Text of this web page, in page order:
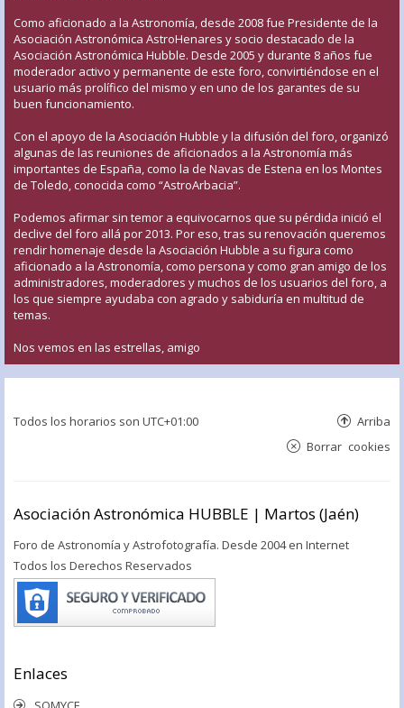
Como aficionado a la Astronomía, desde 2008 fue Presidente de la
Asociación Astronómica AstroHenares y socio destacado de la
Asociación Astronómica Hubble. Desde 2005 y durante 8 años fue
moderador activo y permanente de este foro, convirtiéndose en el
usuario más prolífico del mismo y en uno de los garantes de su
buen funcionamiento.
Con el apoyo de la Asociación Hubble y la difusión del foro, organizó
algunas de las reuniones de aficionados a la Astronomía más
importantes de España, como la de Navas de Estena en los Montes
de Toledo, conocida como “AstroArbacia”.
Podemos afirmar sin temor a equivocarnos que su pérdida inició el
declive del foro allá por 2013. Por eso, tras su renovación queremos
rendir homenaje desde la Asociación Hubble a su figura como
aficionado a la Astronomía, como persona y como gran amigo de los
administradores, moderadores y muchos de los usuarios del foro, a
los que siempre ayudaba con agrado y sabiduría en multitud de
temas.
Nos vemos en las estrellas, amigo
Todos los horarios son UTC+01:00 Arriba
Borrar cookies
Asociación Astronómica HUBBLE | Martos (Jaén)
Foro de Astronomía y Astrofotografía. Desde 2004 en Internet
Todos los Derechos Reservados
Enlaces